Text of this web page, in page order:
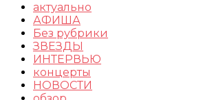
актуально
АФИША
Без рубрики
ЗВЕЗДЫ
ИНТЕРВЬЮ
концерты
НОВОСТИ